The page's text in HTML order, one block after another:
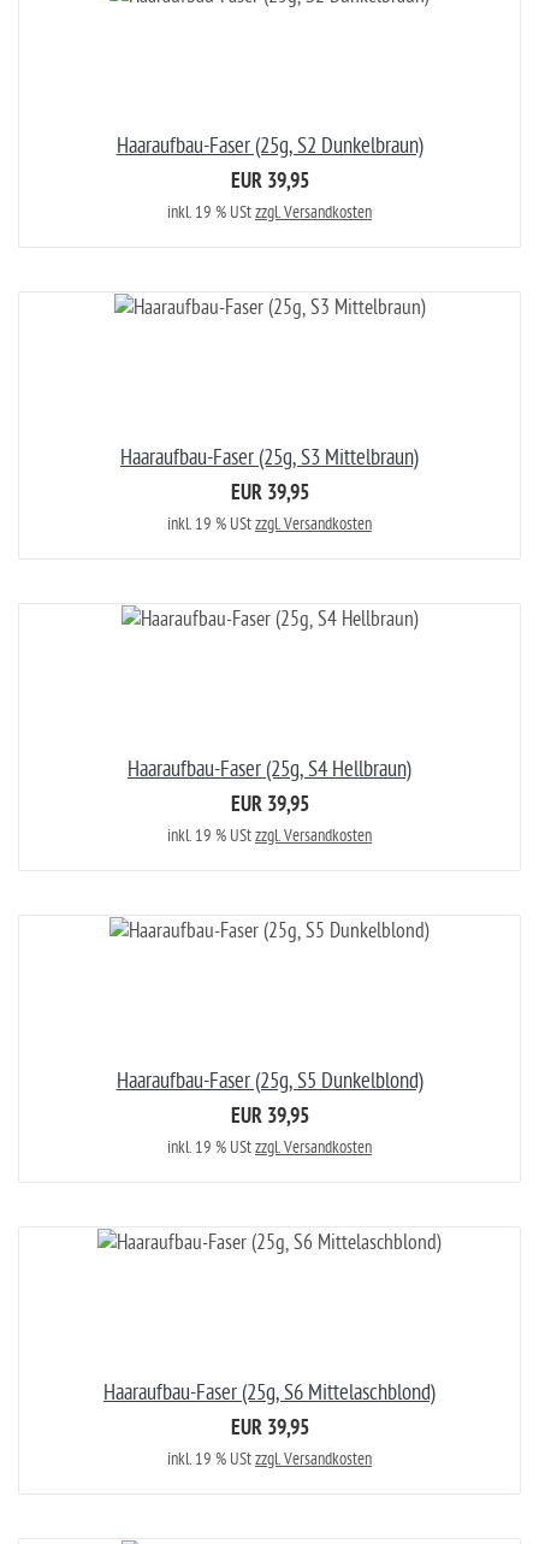
Haaraufbau-Faser (25g, S2 Dunkelbraun)
EUR 39,95
inkl. 19 % UStzzgl. Versandkosten
Haaraufbau-Faser (25g, S3 Mittelbraun)
EUR 39,95
inkl. 19 % UStzzgl. Versandkosten
Haaraufbau-Faser (25g, S4 Hellbraun)
EUR 39,95
inkl. 19 % UStzzgl. Versandkosten
Haaraufbau-Faser (25g, S5 Dunkelblond)
EUR 39,95
inkl. 19 % UStzzgl. Versandkosten
Haaraufbau-Faser (25g, S6 Mittelaschblond)
EUR 39,95
inkl. 19 % UStzzgl. Versandkosten